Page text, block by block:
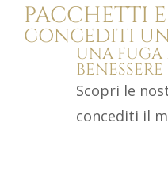
PACCHETTI
CONCEDITI
UNA FUGA
Scopri le
concediti il